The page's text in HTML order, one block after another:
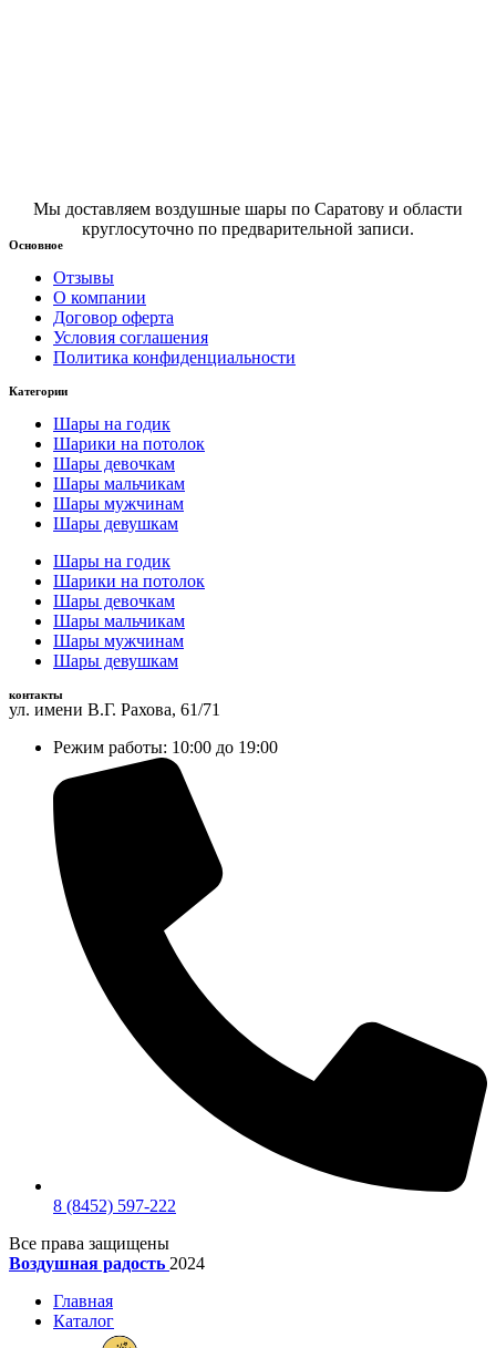
Мы доставляем воздушные шары по Саратову и области
круглосуточно по предварительной записи.
Основное
Отзывы
О компании
Договор оферта
Условия соглашения
Политика конфиденциальности
Категории
Шары на годик
Шарики на потолок
Шары девочкам
Шары мальчикам
Шары мужчинам
Шары девушкам
Шары на годик
Шарики на потолок
Шары девочкам
Шары мальчикам
Шары мужчинам
Шары девушкам
контакты
ул. имени В.Г. Рахова, 61/71
Режим работы: 10:00 до 19:00
8 (8452) 597-222
Все права защищены
Воздушная радость 2024
Главная
Каталог